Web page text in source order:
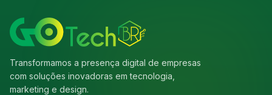
Transformamos a presença digital de empresas
com soluções inovadoras em tecnologia,
marketing e design.